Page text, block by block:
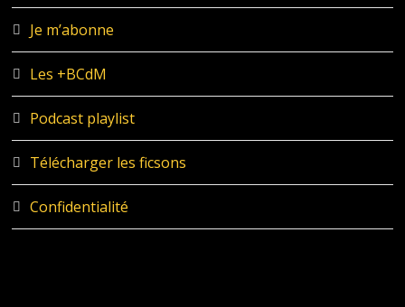
Je m’abonne
Les +BCdM
Podcast playlist
Télécharger les ficsons
Confidentialité